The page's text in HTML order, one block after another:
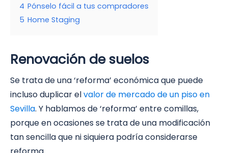
4 Pónselo fácil a tus compradores
5 Home Staging
Renovación de suelos
Se trata de una ‘reforma’ económica que puede
incluso duplicar elvalor de mercado de un piso en
Sevilla. Y hablamos de ‘reforma’ entre comillas,
porque en ocasiones se trata de una modificación
tan sencilla que ni siquiera podría considerarse